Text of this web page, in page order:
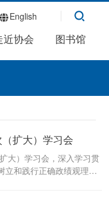
English
近协会 图书馆
扩大）学习会
大）学习会，深入学习贯
立和践行正确政绩观理论
什么样的长期执政的马